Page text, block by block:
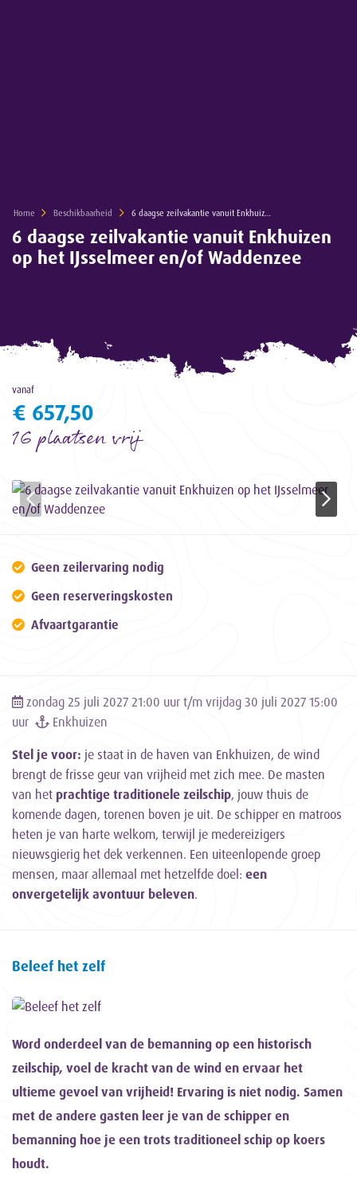
Home Beschikbaarheid Current:
6 daagse zeilvakantie vanuit Enkhuizen op het IJsselmeer en/of Waddenzee
6 daagse zeilvakantie vanuit Enkhuizen
op het IJsselmeer en/of Waddenzee
vanaf
€ 657,50
16 plaatsen vrij
Geen zeilervaring nodig
Geen reserveringskosten
Afvaartgarantie
zondag 25 juli 2027 21:00 uur t/m vrijdag 30 juli 2027 15:00
uur
Enkhuizen
Stel je voor: je staat in de haven van Enkhuizen, de wind
brengt de frisse geur van vrijheid met zich mee. De masten
van het prachtige traditionele zeilschip, jouw thuis de
komende dagen, torenen boven je uit. De schipper en matroos
heten je van harte welkom, terwijl je medereizigers
nieuwsgierig het dek verkennen. Een uiteenlopende groep
mensen, maar allemaal met hetzelfde doel: een
onvergetelijk avontuur beleven.
Beleef het zelf
Word onderdeel van de bemanning op een historisch
zeilschip, voel de kracht van de wind en ervaar het
ultieme gevoel van vrijheid! Ervaring is niet nodig. Samen
met de andere gasten leer je van de schipper en
bemanning hoe je een trots traditioneel schip op koers
houdt.